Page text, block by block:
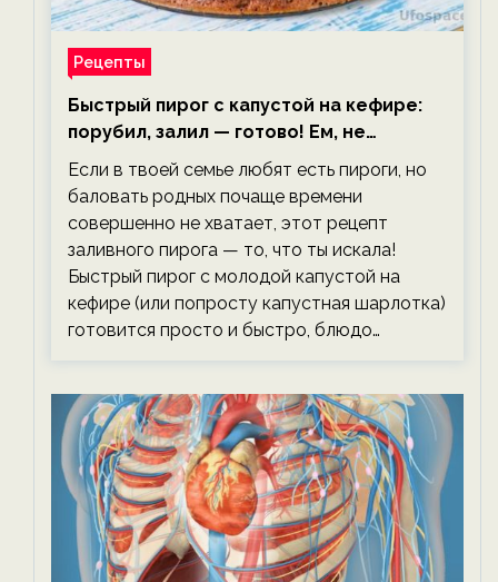
Рецепты
Быстрый пирог с капустой на кефире:
порубил, залил — готово! Ем, не
тревожась о фигуре!
Если в твоей семье любят есть пироги, но
баловать родных почаще времени
совершенно не хватает, этот рецепт
заливного пирога — то, что ты искала!
Быстрый пирог с молодой капустой на
кефире (или попросту капустная шарлотка)
готовится просто и быстро, блюдо…